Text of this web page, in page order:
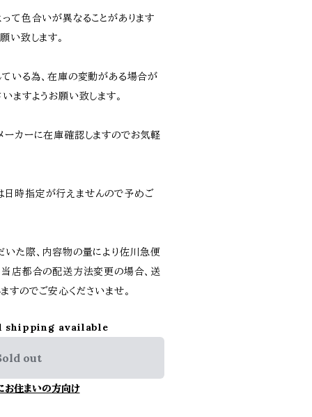
て色合いが異なることがあります
い致します。
いる為、在庫の変動がある場合が
ますようお願い致します。
カーに在庫確認しますのでお気軽
時指定が行えませんので予めご
た際、内容物の量により佐川急便
当店都合の配送方法変更の場合、送
のでご安心くださいませ。
shipping available
out
お住まいの方向け